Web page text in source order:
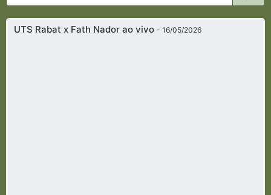
UTS Rabat x Fath Nador ao vivo- 16/05/2026